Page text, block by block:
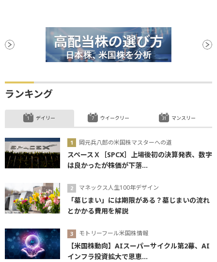
ランキング
デイリー
岡元兵八郎の米国株マスターへの道
スペースＸ［SPCX］上場後初の決算発表、数字
は良かったが株価が下落...
マネックス人生100年デザイン
「墓じまい」には期限がある？墓じまいの流れ
とかかる費用を解説
モトリーフール米国株情報
【米国株動向】AIスーパーサイクル第2幕、AI
インフラ投資拡大で恩恵...
ウイークリー マンスリー